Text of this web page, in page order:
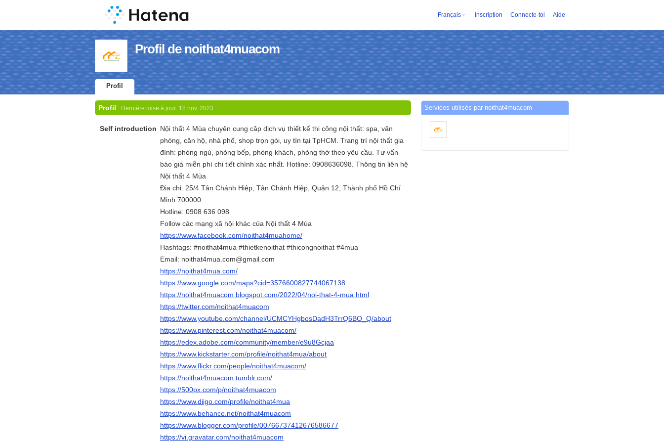
Français Inscription Connecte-toi Aide
Profil de noithat4muacom
Profil
Profil Dernière mise à jour: 18 nov. 2023
Self introduction Nội thất 4 Mùa chuyên cung câp dịch vụ thiết kế thi công nội thất: spa, văn
phòng, căn hộ, nhà phố, shop trọn gói, uy tín tại TpHCM. Trang trí nội thất gia
đình: phòng ngủ, phòng bếp, phòng khách, phòng thờ theo yêu cầu. Tư vấn
báo giá miễn phí chi tiết chính xác nhất. Hotline: 0908636098. Thông tin liên hệ
Nội thất 4 Mùa
Địa chỉ: 25/4 Tân Chánh Hiệp, Tân Chánh Hiệp, Quận 12, Thành phố Hồ Chí
Minh 700000
Hotline: 0908 636 098
Follow các mạng xã hội khác của Nội thất 4 Mùa
https://www.facebook.com/noithat4muahome/
Hashtags: #noithat4mua #thietkenoithat #thicongnoithat #4mua
Email: noithat4mua.com@gmail.com
https://noithat4mua.com/
https://www.google.com/maps?cid=3576600827744067138
https://noithat4muacom.blogspot.com/2022/04/noi-that-4-mua.html
https://twitter.com/noithat4muacom
https://www.youtube.com/channel/UCMCYHgbosDadH3TrrQ6BO_Q/about
https://www.pinterest.com/noithat4muacom/
https://edex.adobe.com/community/member/e9u8Gcjaa
https://www.kickstarter.com/profile/noithat4mua/about
https://www.flickr.com/people/noithat4muacom/
https://noithat4muacom.tumblr.com/
https://500px.com/p/noithat4muacom
https://www.diigo.com/profile/noithat4mua
https://www.behance.net/noithat4muacom
https://www.blogger.com/profile/00766737412676586677
https://vi.gravatar.com/noithat4muacom
Services utilisés par noithat4muacom